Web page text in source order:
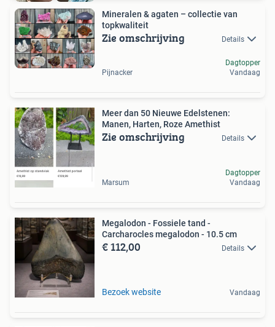
Mineralen & agaten – collectie van
topkwaliteit
Zie omschrijving Details
Pijnacker
Dagtopper
Vandaag
Meer dan 50 Nieuwe Edelstenen:
Manen, Harten, Roze Amethist
Zie omschrijving Details
Marsum
Dagtopper
Vandaag
Megalodon - Fossiele tand -
Carcharocles megalodon - 10.5 cm
€ 112,00 Details
Bezoek website Vandaag